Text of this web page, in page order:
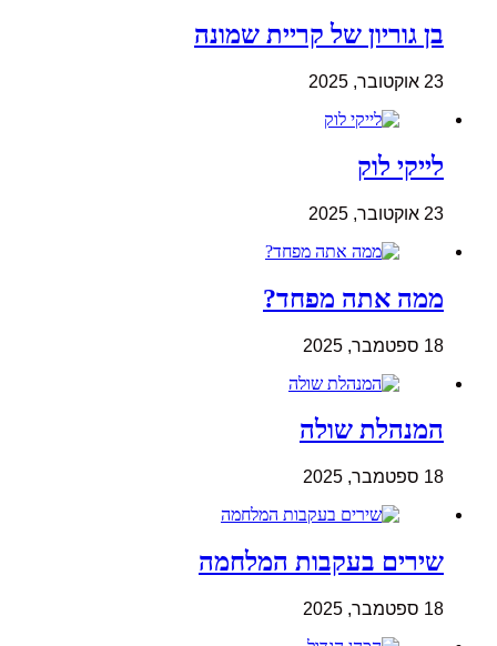
בן גוריון של קריית שמונה
23 אוקטובר, 2025
לייקי לוק
23 אוקטובר, 2025
ממה אתה מפחד?
18 ספטמבר, 2025
המנהלת שולה
18 ספטמבר, 2025
שירים בעקבות המלחמה
18 ספטמבר, 2025